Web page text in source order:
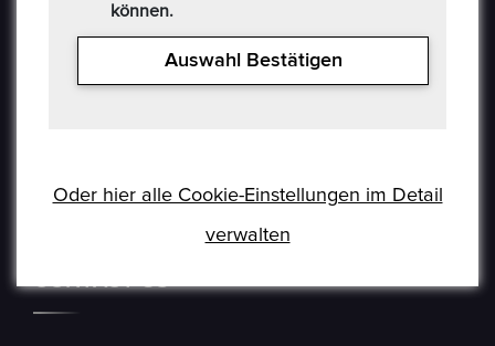
Impressum
Kommissionsgebühren
Haftungsausschluss
können.
Auswahl Bestätigen
Oder hier alle Cookie-Einstellungen im Detail
verwalten